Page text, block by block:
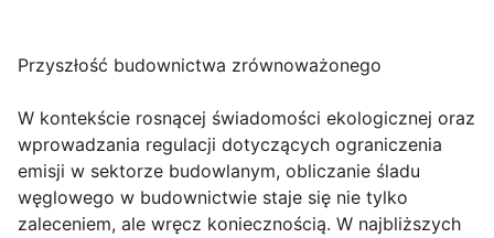
Przyszłość budownictwa zrównoważonego
W kontekście rosnącej świadomości ekologicznej oraz
wprowadzania regulacji dotyczących ograniczenia
emisji w sektorze budowlanym, obliczanie śladu
węglowego w budownictwie staje się nie tylko
zaleceniem, ale wręcz koniecznością. W najbliższych